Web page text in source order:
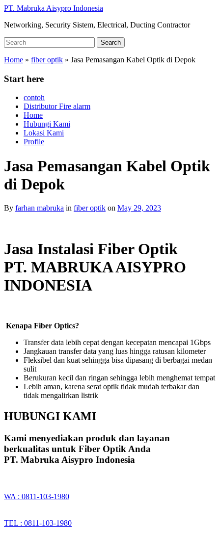
Skip
main
PT. Mabruka Aisypro Indonesia
Networking, Security Sistem, Electrical, Ducting Contractor
Search
for:
Search
Home » fiber optik » Jasa Pemasangan Kabel Optik di Depok
Start here
contoh
Distributor Fire alarm
Home
Hubungi Kami
Lokasi Kami
Profile
Jasa Pemasangan Kabel Optik
di Depok
By farhan mabruka in fiber optik on May 29, 2023
Jasa Instalasi Fiber Optik
PT. MABRUKA AISYPRO
INDONESIA
Kenapa Fiber Optics?
Transfer data lebih cepat dengan kecepatan mencapai 1Gbps
Jangkauan transfer data yang luas hingga ratusan kilometer
Fleksibel dan kuat sehingga bisa dipasang di berbagai medan
sulit
Berukuran kecil dan ringan sehingga lebih menghemat tempat
Lebih aman, karena serat optik tidak mudah terbakar dan
tidak mengalirkan listrik
HUBUNGI KAMI
Kami menyediakan produk dan layanan
berkualitas untuk Fiber Optik Anda
PT. Mabruka Aisypro Indonesia
WA : 0811-103-1980
TEL : 0811-103-1980